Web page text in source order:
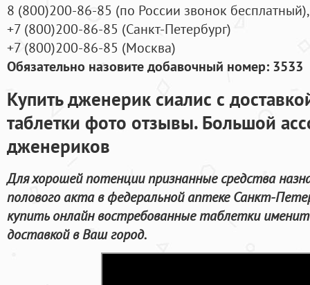
8 (800)200-86-85 (по России звонок бесплатный),
+7 (800)200-86-85 (Санкт-Петербург)
+7 (800)200-86-85 (Москва)
Обязательно назовите добавочный номер: 3533
Купить дженерик сиалис с
таблетки фото отзывы. Большой
дженериков
Для хорошей потенции признанные средства
полового акта в федеральной аптеке Санкт-
купить онлайн востребованные таблетки
доставкой в Ваш город.